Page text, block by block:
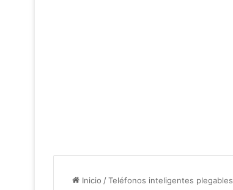
Inicio /Teléfonos inteligentes plegables